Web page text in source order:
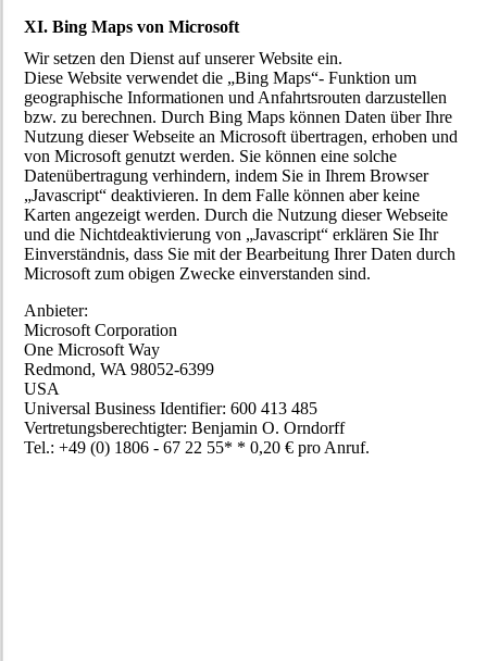
XI. Bing Maps von Microsoft
Wir setzen den Dienst auf unserer Website ein.
Diese Website verwendet die „Bing Maps“- Funktion um
geographische Informationen und Anfahrtsrouten darzustellen
bzw. zu berechnen. Durch Bing Maps können Daten über Ihre
Nutzung dieser Webseite an Microsoft übertragen, erhoben und
von Microsoft genutzt werden. Sie können eine solche
Datenübertragung verhindern, indem Sie in Ihrem Browser
„Javascript“ deaktivieren. In dem Falle können aber keine
Karten angezeigt werden. Durch die Nutzung dieser Webseite
und die Nichtdeaktivierung von „Javascript“ erklären Sie Ihr
Einverständnis, dass Sie mit der Bearbeitung Ihrer Daten durch
Microsoft zum obigen Zwecke einverstanden sind.
Anbieter:
Microsoft Corporation
One Microsoft Way
Redmond, WA 98052-6399
USA
Universal Business Identifier: 600 413 485
Vertretungsberechtigter: Benjamin O. Orndorff
Tel.: +49 (0) 1806 - 67 22 55* * 0,20 € pro Anruf.